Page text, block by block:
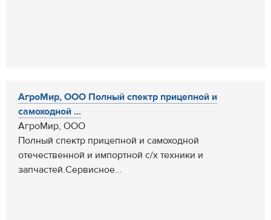
АгроМир, ООО Полный спектр прицепной и
самоходной ...
АгроМир, ООО
Полный спектр прицепной и самоходной
отечественной и импортной с/х техники и
запчастей.Сервисное...